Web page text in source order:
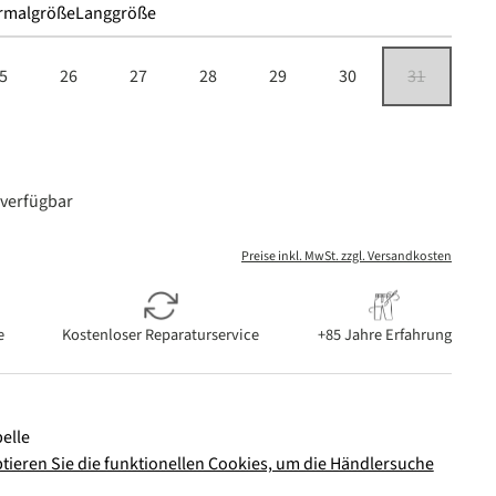
Langgröße
26 27 28 29 30 31
Preise inkl. MwSt. zzgl. Versandkosten
Kostenloser Reparaturservice +85 Jahre Erfahrung
Sie die funktionellen Cookies, um die Händlersuche